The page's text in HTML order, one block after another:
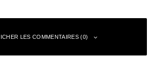
LES COMMENTAIRES (0)